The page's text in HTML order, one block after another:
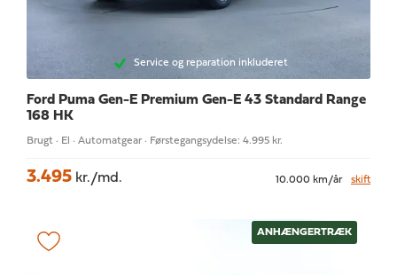
Service og reparation inkluderet
Ford Puma Gen-E Premium Gen-E 43 Standard Range
168 HK
Brugt · El · Automatgear · Førstegangsydelse: 4.995 kr.
3.495 kr./md. 10.000 km/år skift
ANHÆNGERTRÆK